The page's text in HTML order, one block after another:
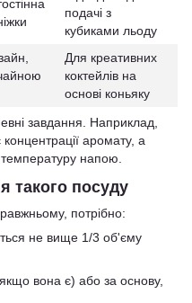
подачі з
кубиками льоду
Для креативних
коктейлів на
основі коньяку
завдання. Наприклад,
аромату, а
температуру напою.
такого посуду
потрібно:
не вище 1/3 об'єму
вона є) або за основу,